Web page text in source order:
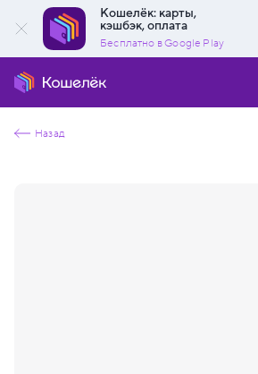
Кошелёк: карты,
кэшбэк, оплата
Бесплатно в Google Play
Назад